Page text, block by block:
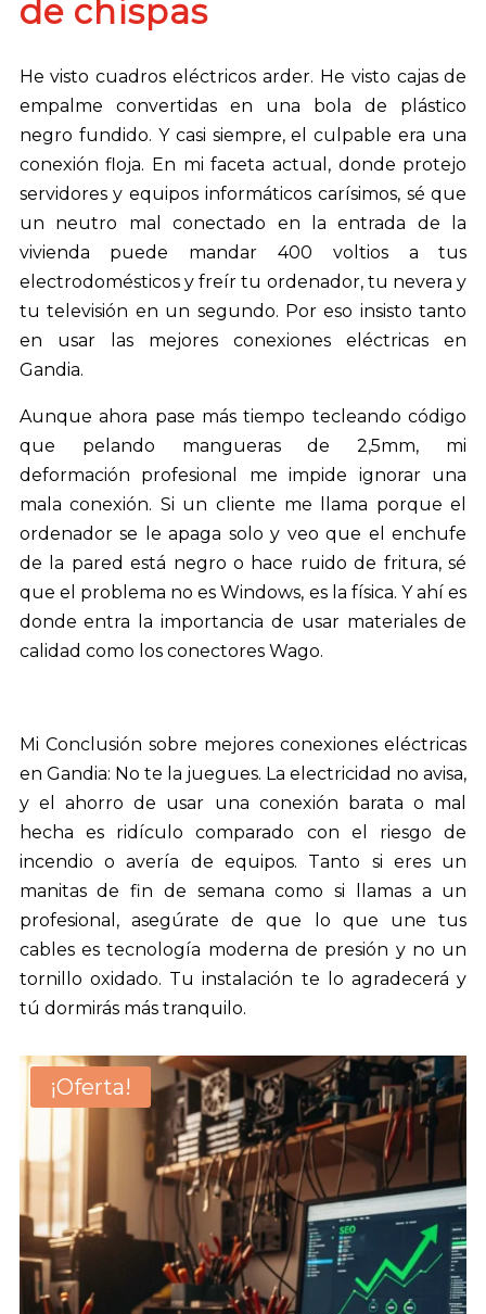
de chispas
He visto cuadros eléctricos arder. He visto cajas de
empalme convertidas en una bola de plástico
negro fundido. Y casi siempre, el culpable era una
conexión floja. En mi faceta actual, donde protejo
servidores y equipos informáticos carísimos, sé que
un neutro mal conectado en la entrada de la
vivienda puede mandar 400 voltios a tus
electrodomésticos y freír tu ordenador, tu nevera y
tu televisión en un segundo. Por eso insisto tanto
en usar las mejores conexiones eléctricas en
Gandia.
Aunque ahora pase más tiempo tecleando código
que pelando mangueras de 2,5mm, mi
deformación profesional me impide ignorar una
mala conexión. Si un cliente me llama porque el
ordenador se le apaga solo y veo que el enchufe
de la pared está negro o hace ruido de fritura, sé
que el problema no es Windows, es la física. Y ahí es
donde entra la importancia de usar materiales de
calidad como los conectores Wago.
Mi Conclusión sobre mejores conexiones eléctricas
en Gandia: No te la juegues. La electricidad no avisa,
y el ahorro de usar una conexión barata o mal
hecha es ridículo comparado con el riesgo de
incendio o avería de equipos. Tanto si eres un
manitas de fin de semana como si llamas a un
profesional, asegúrate de que lo que une tus
cables es tecnología moderna de presión y no un
tornillo oxidado. Tu instalación te lo agradecerá y
tú dormirás más tranquilo.
¡Oferta!